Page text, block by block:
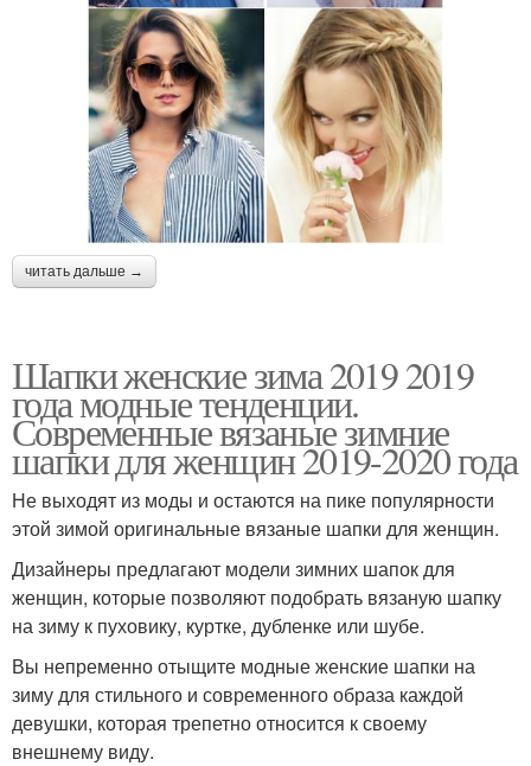
читать дальше →
Шапки женские зима 2019 2019
года модные тенденции.
Современные вязаные зимние
шапки для женщин 2019-2020 года
Не выходят из моды и остаются на пике популярности
этой зимой оригинальные вязаные шапки для женщин.
Дизайнеры предлагают модели зимних шапок для
женщин, которые позволяют подобрать вязаную шапку
на зиму к пуховику, куртке, дубленке или шубе.
Вы непременно отыщите модные женские шапки на
зиму для стильного и современного образа каждой
девушки, которая трепетно относится к своему
внешнему виду.